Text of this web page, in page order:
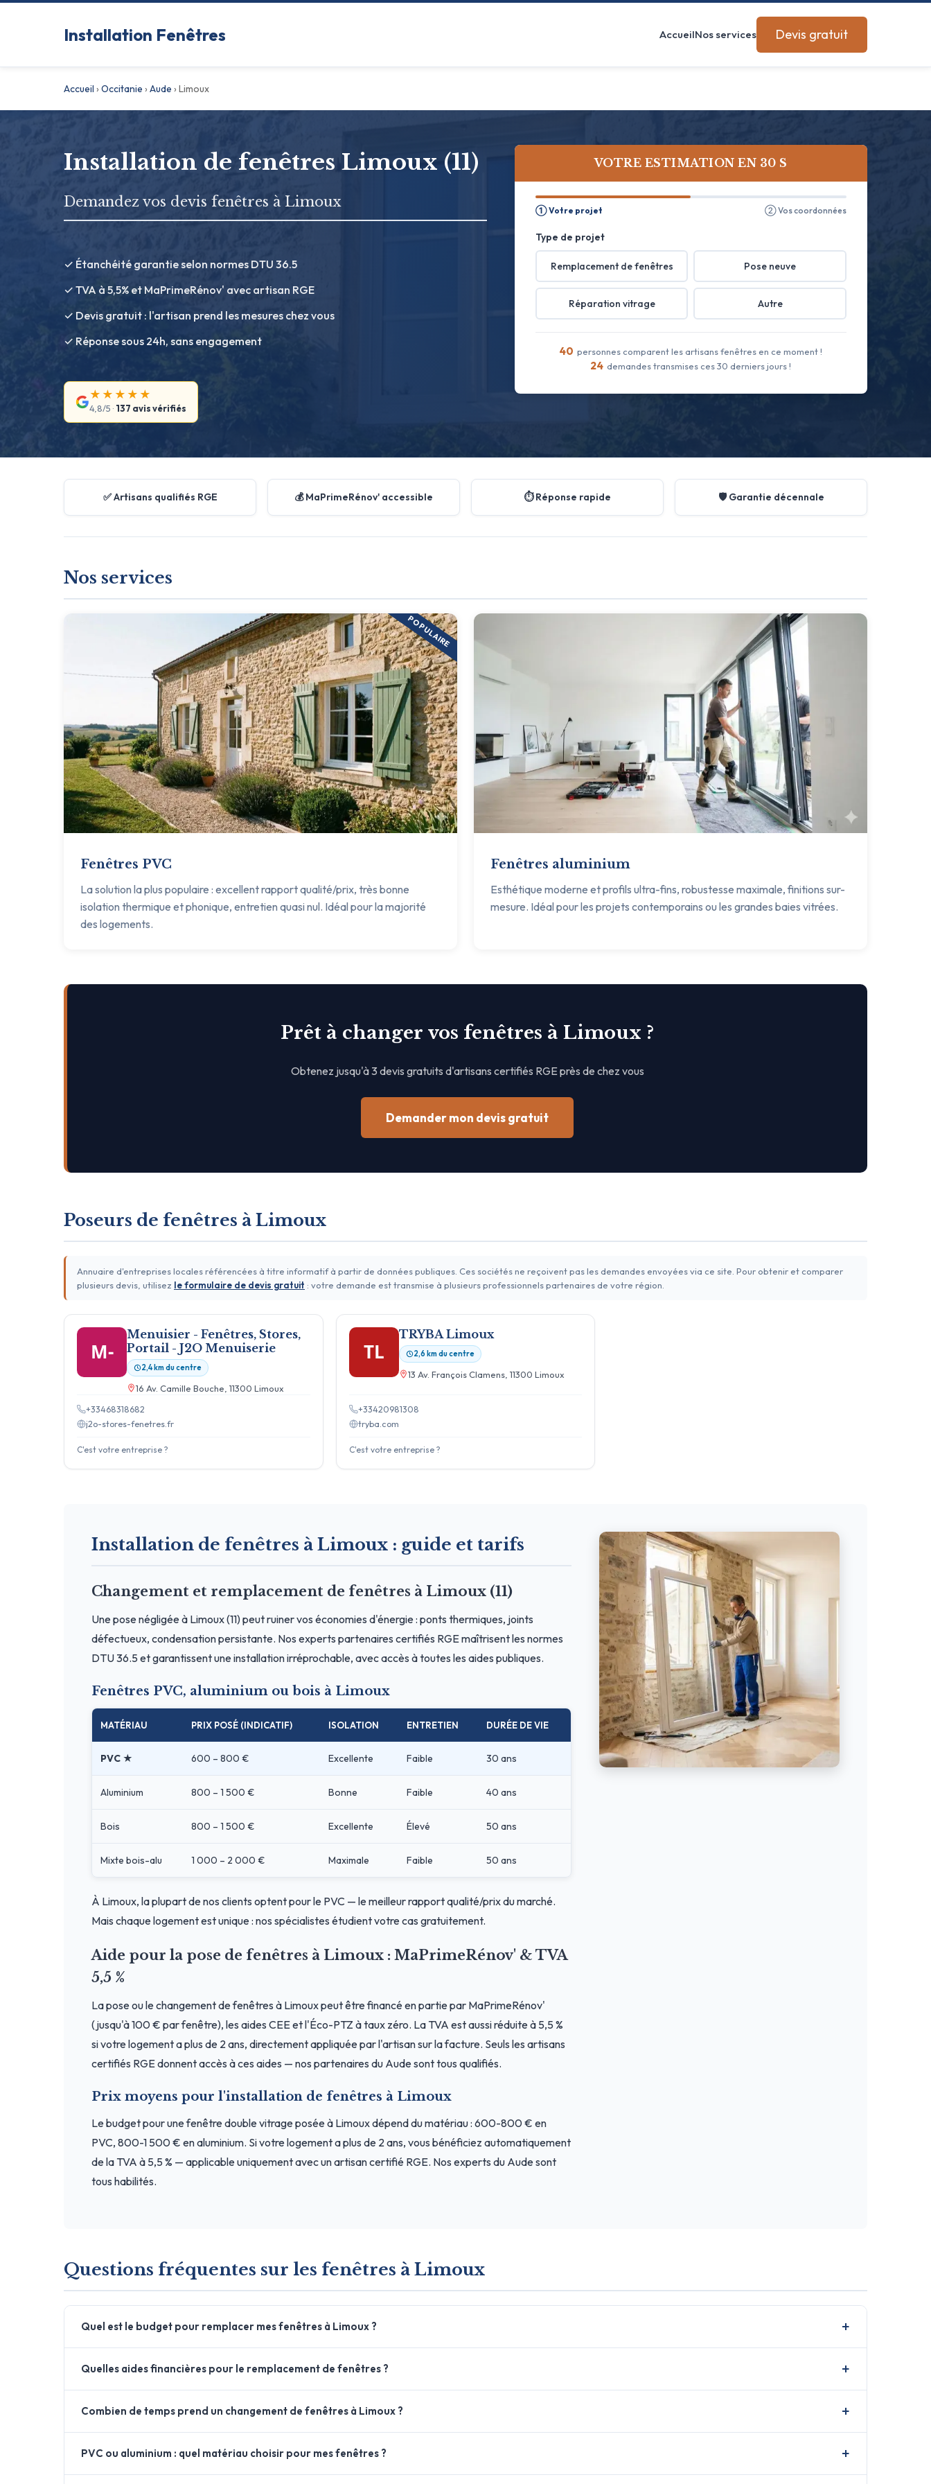
Installation Fenêtres AccueilNos services Devis gratuit
Accueil ›Occitanie ›Aude ›Limoux
Installation de fenêtres Limoux (11)
Demandez vos devis fenêtres à Limoux
VOTRE ESTIMATION EN 30 S
① Votre projet ② Vos coordonnées
Type de projet
Remplacement de fenêtres Pose neuve
Réparation vitrage Autre
40 personnes comparent les artisans fenêtres en ce moment !
24 demandes transmises ces 30 derniers jours !
✓ Étanchéité garantie selon normes DTU 36.5
✓ TVA à 5,5% et MaPrimeRénov' avec artisan RGE
✓ Devis gratuit : l'artisan prend les mesures chez vous
✓ Réponse sous 24h, sans engagement
★★★★★
4,8/5 · 137 avis vérifiés
✅ Artisans qualifiés RGE 💰 MaPrimeRénov' accessible ⏱️ Réponse rapide 🛡️ Garantie décennale
Nos services
POPULAIRE
Fenêtres PVC
La solution la plus populaire : excellent rapport qualité/prix, très bonne
isolation thermique et phonique, entretien quasi nul. Idéal pour la majorité
des logements.
Fenêtres aluminium
Esthétique moderne et profils ultra-fins, robustesse maximale, finitions sur-
mesure. Idéal pour les projets contemporains ou les grandes baies vitrées.
Prêt à changer vos fenêtres à Limoux ?
Obtenez jusqu'à 3 devis gratuits d'artisans certifiés RGE près de chez vous
Demander mon devis gratuit
Poseurs de fenêtres à Limoux
Annuaire d'entreprises locales référencées à titre informatif à partir de données publiques. Ces sociétés ne reçoivent pas les demandes envoyées via ce site. Pour obtenir et comparer
plusieurs devis, utilisez le formulaire de devis gratuit : votre demande est transmise à plusieurs professionnels partenaires de votre région.
M-
Menuisier - Fenêtres, Stores,
Portail - J2O Menuiserie
2,4 km du centre
16 Av. Camille Bouche, 11300 Limoux
+33468318682
j2o-stores-fenetres.fr
C'est votre entreprise ?
TL
TRYBA Limoux
2,6 km du centre
13 Av. François Clamens, 11300 Limoux
+33420981308
tryba.com
C'est votre entreprise ?
Installation de fenêtres à Limoux : guide et tarifs
Changement et remplacement de fenêtres à Limoux (11)
Une pose négligée à Limoux (11) peut ruiner vos économies d'énergie : ponts thermiques, joints
défectueux, condensation persistante. Nos experts partenaires certifiés RGE maîtrisent les normes
DTU 36.5 et garantissent une installation irréprochable, avec accès à toutes les aides publiques.
Fenêtres PVC, aluminium ou bois à Limoux
MATÉRIAU PRIX POSÉ (INDICATIF) ISOLATION ENTRETIEN DURÉE DE VIE
PVC ★ 600 – 800 € Excellente Faible 30 ans
Aluminium 800 – 1 500 € Bonne Faible 40 ans
Bois 800 – 1 500 € Excellente Élevé 50 ans
Mixte bois-alu 1 000 – 2 000 € Maximale Faible 50 ans
À Limoux, la plupart de nos clients optent pour le PVC — le meilleur rapport qualité/prix du marché.
Mais chaque logement est unique : nos spécialistes étudient votre cas gratuitement.
Aide pour la pose de fenêtres à Limoux : MaPrimeRénov' & TVA
5,5 %
La pose ou le changement de fenêtres à Limoux peut être financé en partie par MaPrimeRénov'
(jusqu'à 100 € par fenêtre), les aides CEE et l'Éco-PTZ à taux zéro. La TVA est aussi réduite à 5,5 %
si votre logement a plus de 2 ans, directement appliquée par l'artisan sur la facture. Seuls les artisans
certifiés RGE donnent accès à ces aides — nos partenaires du Aude sont tous qualifiés.
Prix moyens pour l'installation de fenêtres à Limoux
Le budget pour une fenêtre double vitrage posée à Limoux dépend du matériau : 600-800 € en
PVC, 800-1 500 € en aluminium. Si votre logement a plus de 2 ans, vous bénéficiez automatiquement
de la TVA à 5,5 % — applicable uniquement avec un artisan certifié RGE. Nos experts du Aude sont
tous habilités.
Questions fréquentes sur les fenêtres à Limoux
Quel est le budget pour remplacer mes fenêtres à Limoux ?
Quelles aides financières pour le remplacement de fenêtres ?
Combien de temps prend un changement de fenêtres à Limoux ?
PVC ou aluminium : quel matériau choisir pour mes fenêtres ?